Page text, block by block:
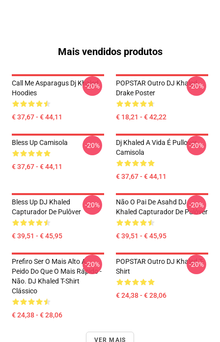
Mais vendidos produtos
Call Me Asparagus Dj Khaled
Hoodies
€ 37,67 - € 44,11
-20%
POPSTAR Outro DJ Khaled
Drake Poster
€ 18,21 - € 42,22
-20%
Bless Up Camisola
€ 37,67 - € 44,11
-20%
Dj Khaled A Vida É Pullover
Camisola
€ 37,67 - € 44,11
-20%
Bless Up DJ Khaled
Capturador De Pulôver
€ 39,51 - € 45,95
-20%
Não O Pai De Asahd DJ
Khaled Capturador De Pulôver
€ 39,51 - € 45,95
-20%
Prefiro Ser O Mais Alto A
Peido Do Que O Mais Rápido -
Não. DJ Khaled T-Shirt
Clássico
€ 24,38 - € 28,06
-20%
POPSTAR Outro DJ Khaled T-
Shirt
€ 24,38 - € 28,06
-20%
VER MAIS